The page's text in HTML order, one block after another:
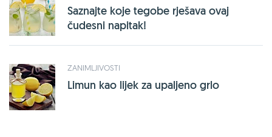
Saznajte koje tegobe rješava ovaj
čudesni napitak!
ZANIMLJIVOSTI
Limun kao lijek za upaljeno grlo